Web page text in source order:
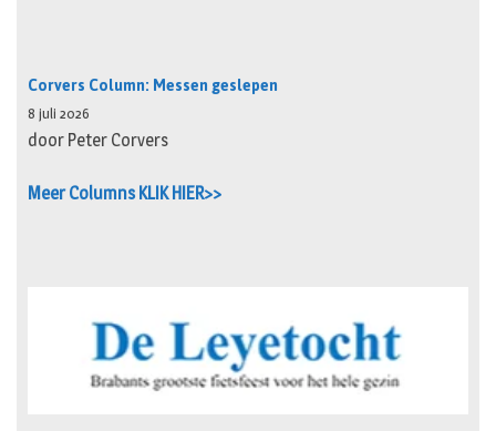
Corvers Column: Messen geslepen
8 juli 2026
door Peter Corvers
Meer Columns KLIK HIER>>